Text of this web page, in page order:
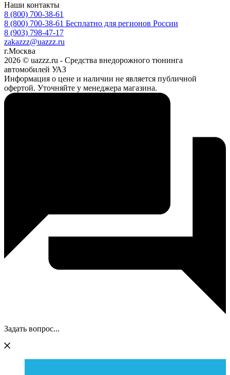
Наши контакты
8 (800) 700-38-61
8 (800) 700-38-61 Бесплатно для регионов России
8 (903) 798-47-17
zakazzz@uazzz.ru
г.Москва
2026 © uazzz.ru - Средства внедорожного тюнинга
автомобилей УАЗ
Информация о цене и наличии не является публичной
офертой. Уточняйте у менеджера магазина.
Задать вопрос...